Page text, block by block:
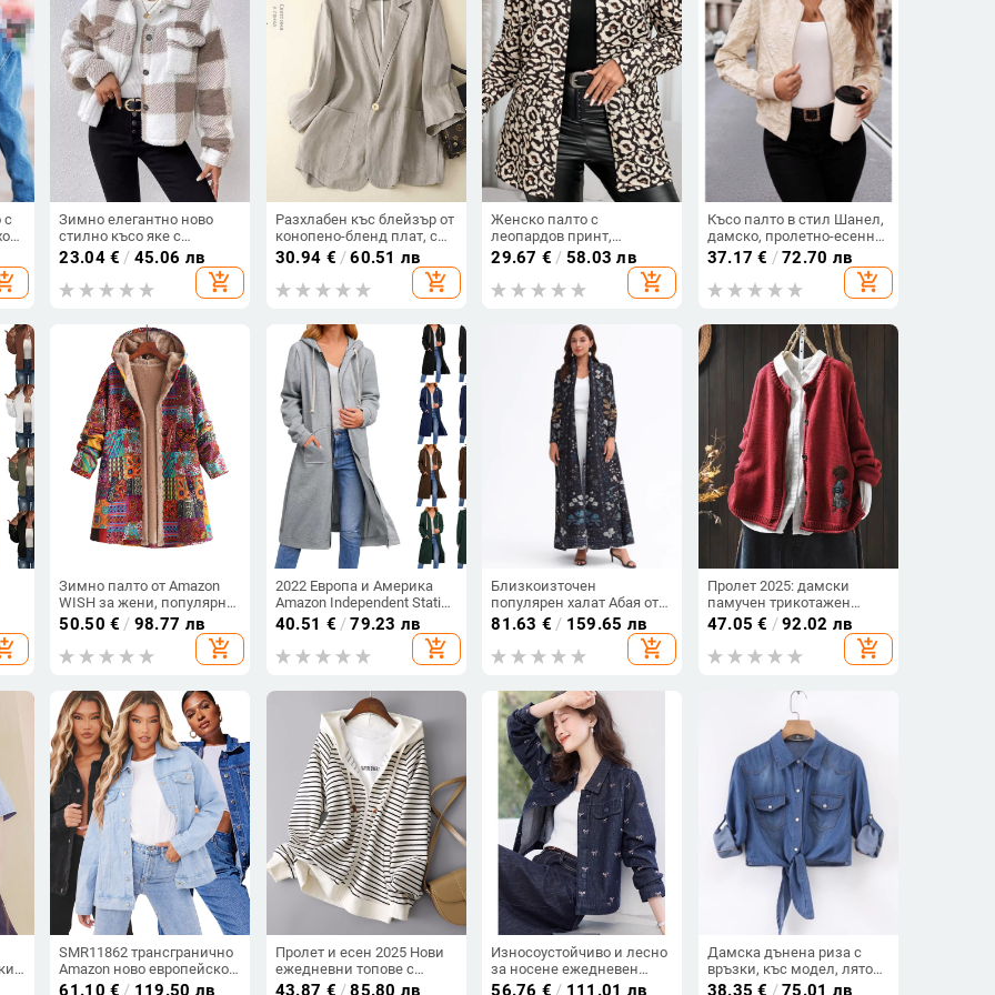
с
Зимно елегантно ново
стилно късо яке с
прилепнал крой, просто
плюшено яке 5361
23.04€ / 45.06 лв
add_shopping_cart
Разхлабен къс блейзър от
конопено-бленд плат, с
костюмска яка, ръкав 3/4,
едноцветен.
30.94 € /60.51 лв
add_shopping_cart
Женско палто с
леопардов принт,
полиестер, кръгла яка,
дълги ръкави
29.67 € / 58.03 лв
add_shopping_cart
Късо палто в стил Шанел,
дамско, пролетно-есенно,
2024 г., ново пристигане,
малък стил, бейзболен
костюм в западен стил,
37.17 € /72.70 лв
add_shopping_cart
Зимно палто от Amazon
WISH за жени, популярно
ново европейско и
американско, с качулка и
принт от памук и лен,
топло и плюшено палто
50.50 € / 98.77 лв
add_shopping_cart
2022 Европа и Америка
Amazon Independent Station
Трансгранично топло яке
за есен и зима Свободно
яке с цип и дълга качулка
40.51 € /79.23 лв
add_shopping_cart
Близкоизточен
популярен халат Абая от
Aliexpress, дамски
пролетно-летен нов
принтиран дълъг ръкав,
81.63 € / 159.65 лв
add_shopping_cart
Пролет 2025: дамски
памучен трикотажен
кардиган с апликация,
свободен силует, ретро-
ежедневно горнище
47.05 € /92.02 лв
add_shopping_cart
SMR11862 трансгранично
Amazon ново европейско
и американско секси
61.10 € / 119.50 лв
Пролет и есен 2025 Нови
ежедневни топове с
качулка на райета, малки
43.87 € /85.80 лв
Износоустойчиво и лесно
за носене ежедневен
ретро сако с панделка,
56.76 € / 111.01 лв
Дамска дънена риза с
връзки, къс модел, лято
2024, лека дишаща
38.35 € /75.01 лв